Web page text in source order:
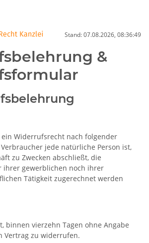
Stand: 07.08.2026, 08:36:49
&
Widerrufsrecht nach folgender
jede natürliche Person ist,
zu Zwecken abschließt, die
ihrer gewerblichen noch ihrer
Tätigkeit zugerechnet werden
binnen vierzehn Tagen ohne Angabe
Vertrag zu widerrufen.